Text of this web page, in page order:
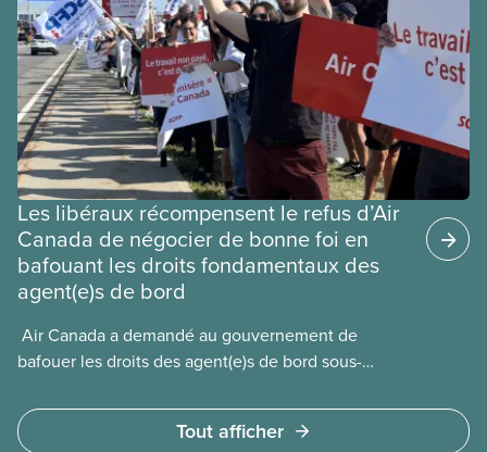
les permis d’études et les permis de
travail postdiplôme.
Les libéraux récompensent le refus d’Air
Canada de négocier de bonne foi en
bafouant les droits fondamentaux des
agent(e)s de bord
​ Air Canada a demandé au gouvernement de
bafouer les droits des agent(e)s de bord sous-
ministre de l’Emploi, Patty Hajdu, n’a attendu que
quelques heures pour accéder à cette demande de
Tout afficher